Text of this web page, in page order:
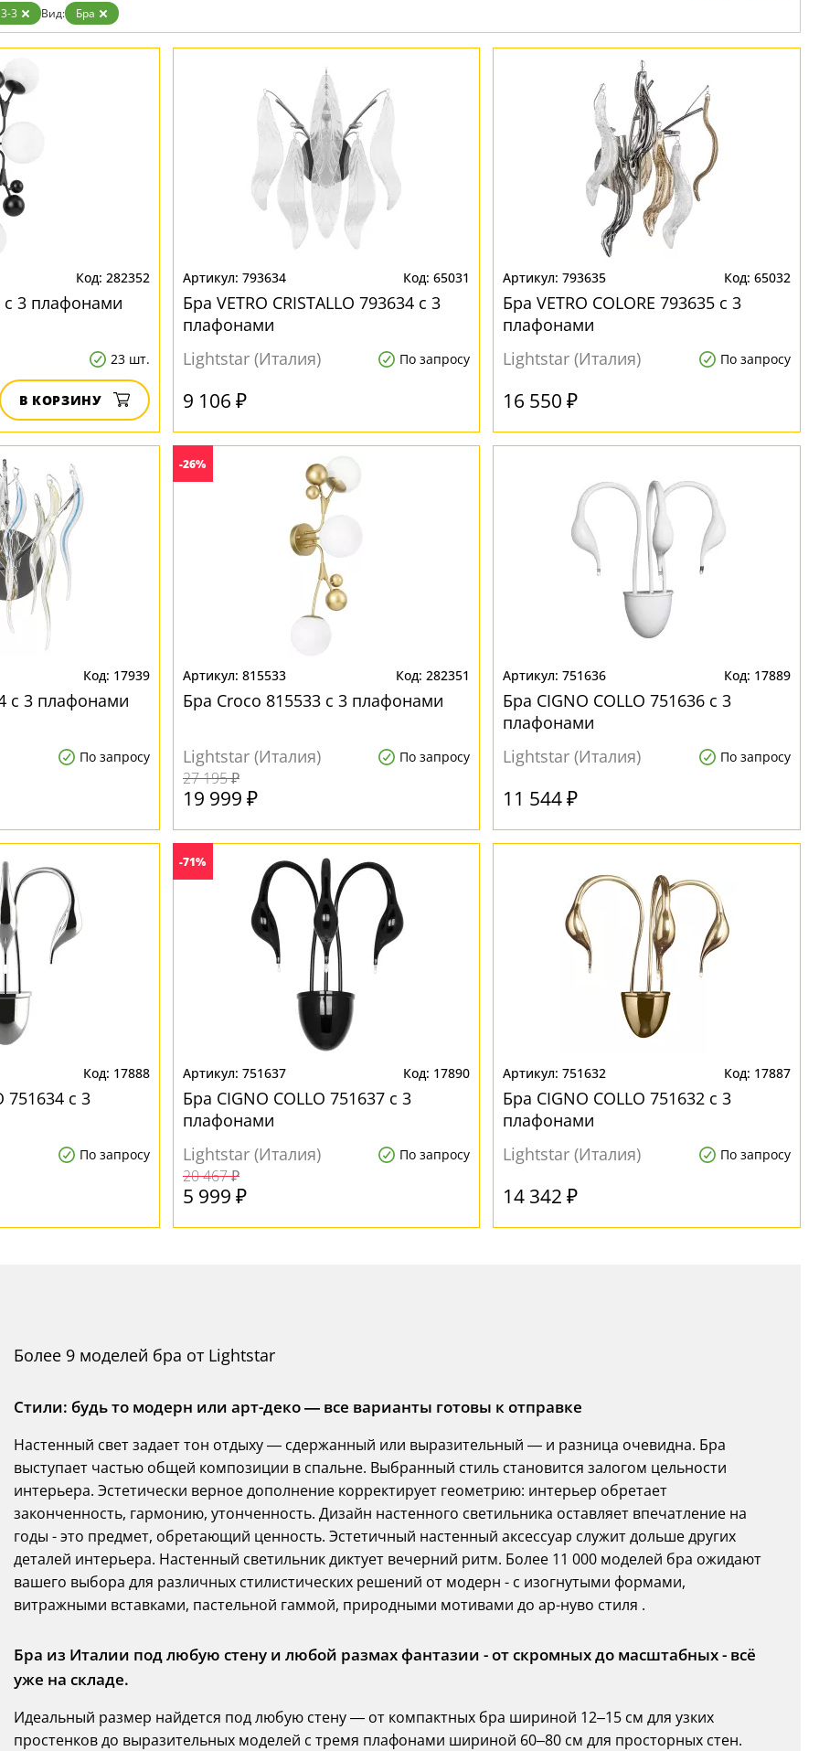
Прозрачные
Хром
Черные
3-3 Вид: Бра
282352
с 3 плафонами
23 шт.
В КОРЗИНУ
793634 65031
Бра VETRO CRISTALLO 793634 с 3
плафонами
Lightstar (Италия)
По запросу
9 106 ₽
793635 65032
Бра VETRO COLORE 793635 с 3
плафонами
Lightstar (Италия)
По запросу
16 550 ₽
17939
с 3 плафонами
По запросу
-26%
815533 282351
Бра Croco 815533 с 3 плафонами
Lightstar (Италия) По запросу
27 195 ₽
19 999 ₽
751636 17889
Бра CIGNO COLLO 751636 с 3
плафонами
Lightstar (Италия)
По запросу
11 544 ₽
17888
751634 с 3
По запросу
-71%
751637 17890
Бра CIGNO COLLO 751637 с 3
плафонами
Lightstar (Италия)
По запросу
20 467 ₽
5 999 ₽
751632 17887
Бра CIGNO COLLO 751632 с 3
плафонами
Lightstar (Италия)
По запросу
14 342 ₽
Более 9 моделей бра от Lightstar
Стили: будь то модерн или арт-деко — все варианты готовы к отправке
Настенный свет задает тон отдыху — сдержанный или выразительный — и разница очевидна. Бра
выступает частью общей композиции в спальне. Выбранный стиль становится залогом цельности
интерьера. Эстетически верное дополнение корректирует геометрию: интерьер обретает
законченность, гармонию, утонченность. Дизайн настенного светильника оставляет впечатление на
годы - это предмет, обретающий ценность. Эстетичный настенный аксессуар служит дольше других
деталей интерьера. Настенный светильник диктует вечерний ритм. Более 11 000 моделей бра ожидают
вашего выбора для различных стилистических решений от модерн - с изогнутыми формами,
витражными вставками, пастельной гаммой, природными мотивами до ар-нуво стиля .
Бра из Италии под любую стену и любой размах фантазии - от скромных до масштабных - всё
уже на складе.
Идеальный размер найдется под любую стену — от компактных бра шириной 12–15 см для узких
простенков до выразительных моделей с тремя плафонами шириной 60–80 см для просторных стен.